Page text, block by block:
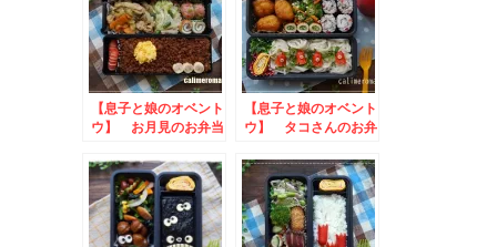
【息子と娘のオベント
ウ】 お月見のお弁当
【息子と娘のオベント
ウ】 タコさんのお弁